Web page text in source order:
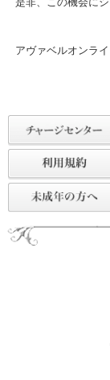
※上記3アイテム
欲しいあのアイ
是非、この機会
アヴァベルオンラ